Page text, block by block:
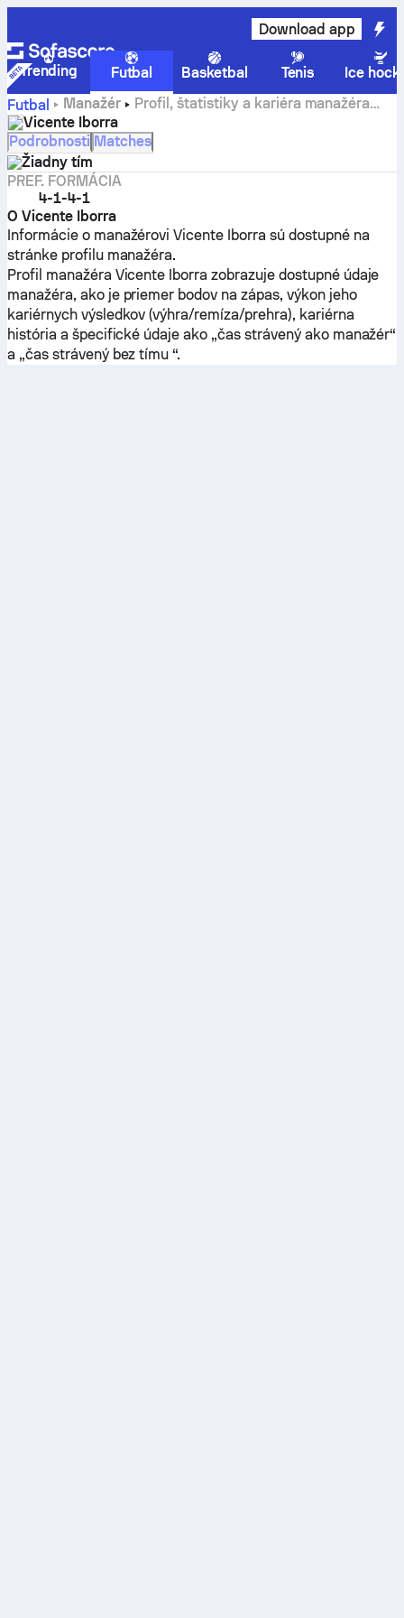
Download app
Trending Futbal Basketbal Tenis
Ice
Futbal
Manažér
Profil, štatistiky a kariéra manažéra
Vicente Iborra
Vicente Iborra
Podrobnosti Matches
Žiadny tím
PREF. FORMÁCIA
4-1-4-1
O Vicente Iborra
Informácie o manažérovi Vicente Iborra sú dostupné na
stránke profilu manažéra.
Profil manažéra Vicente Iborra zobrazuje dostupné údaje
manažéra, ako je priemer bodov na zápas, výkon jeho
kariérnych výsledkov (výhra/remíza/prehra), kariérna
história a špecifické údaje ako „čas strávený ako manažér“
a „čas strávený bez tímu “.